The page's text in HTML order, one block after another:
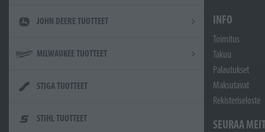
JOHN DEERE TUOTTEET
MILWAUKEE TUOTTEET
STIGA TUOTTEET
STIHL TUOTTEET
INFO
Toimitus
Takuu
Palautukset
Maksutavat
Rekisteriseloste
SEURAA